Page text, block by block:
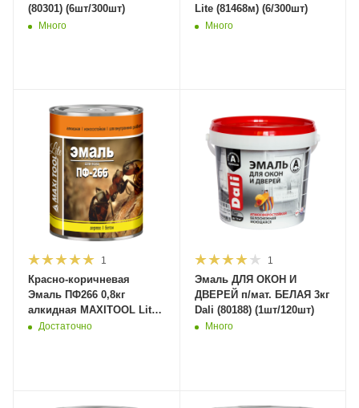
(80301) (6шт/300шт)
Много
Lite (81468м) (6/300шт)
Много
1
Красно-коричневая
Эмаль ПФ266 0,8кг
алкидная MAXITOOL Lite
(42388) (14/700шт)
Достаточно
1
Эмаль ДЛЯ ОКОН И
ДВЕРЕЙ п/мат. БЕЛАЯ 3кг
Dali (80188) (1шт/120шт)
Много